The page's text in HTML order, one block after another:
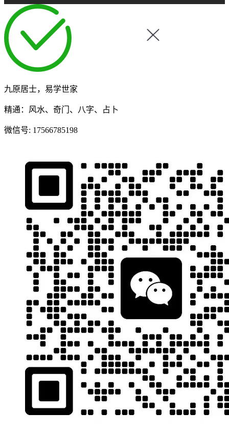
九原居士，易学世家
精通：风水、奇门、八字、占卜
微信号: 17566785198